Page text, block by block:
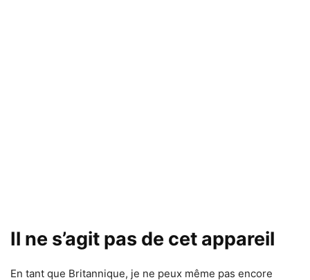
Il ne s’agit pas de cet appareil
En tant que Britannique, je ne peux même pas encore